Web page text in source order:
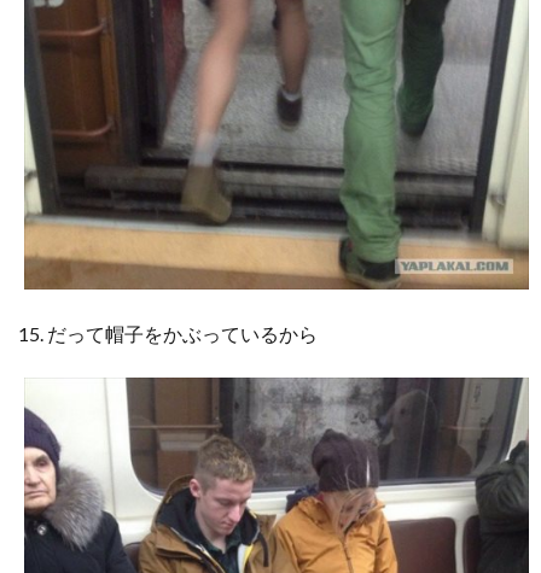
15. だって帽子をかぶっているから